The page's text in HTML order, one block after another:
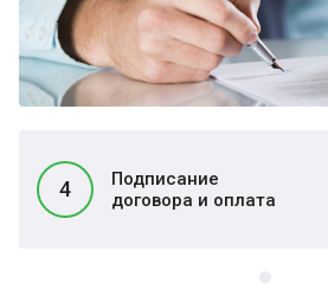
4
Подписание
договора и оплата